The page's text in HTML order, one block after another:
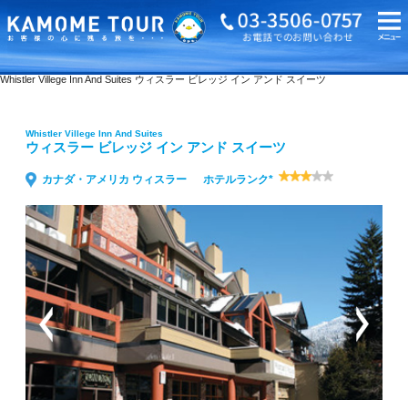
海外旅行・ツアーTOP
Whistler Villege Inn And Suites ウィスラー ビレッジ イン アンド スイーツ
Whistler Villege Inn And Suites
ウィスラー ビレッジ イン アンド スイーツ
カナダ・アメリカ ウィスラー ホテルランク*